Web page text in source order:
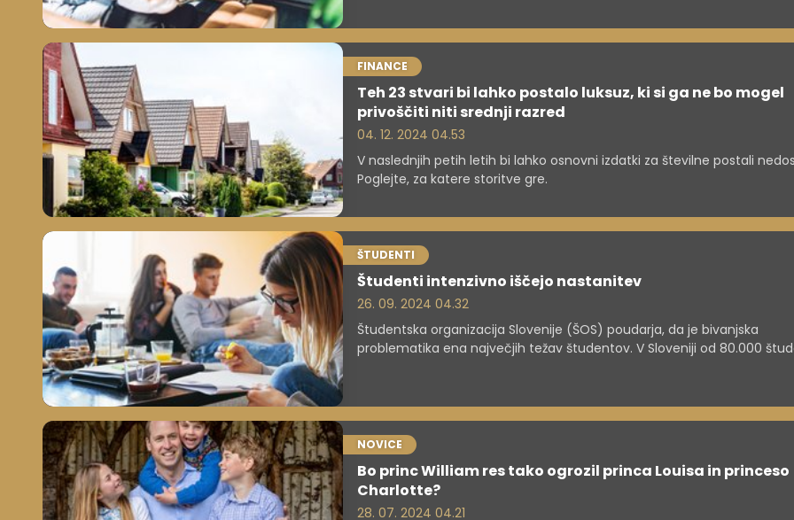
FINANCE
Teh 23 stvari bi lahko postalo luksuz, ki si ga ne bo mogel
privoščiti niti srednji razred
04. 12. 2024 04.53
V naslednjih petih letih bi lahko osnovni izdatki za številne postali
Poglejte, za katere storitve gre.
ŠTUDENTI
Študenti intenzivno iščejo nastanitev
26. 09. 2024 04.32
Študentska organizacija Slovenije (ŠOS) poudarja, da je bivanjska
problematika ena največjih težav študentov. V Sloveniji od 80.000
pa jih išče stanovanje na trgu, so pojasnili v ŠOS.
NOVICE
Bo princ William res tako ogrozil princa Louisa in princeso
Charlotte?
28. 07. 2024 04.21